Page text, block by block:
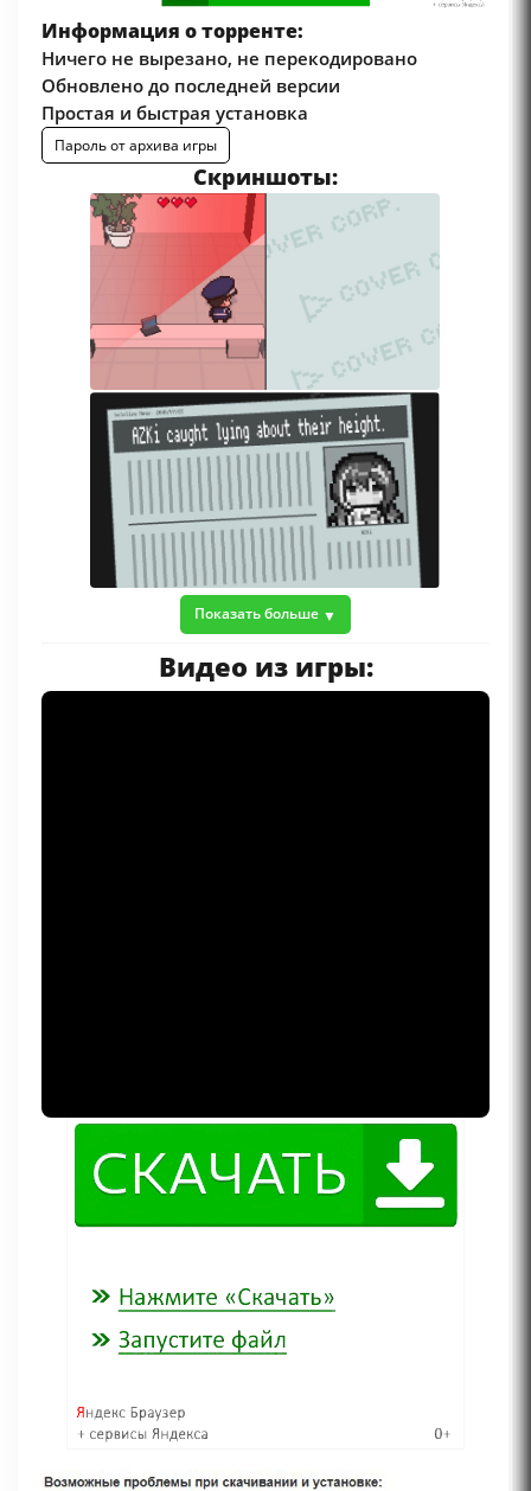
Информация о торренте:
Ничего не вырезано, не перекодировано
Обновлено до последней версии
Простая и быстрая установка
Пароль от архива игры
Скриншоты:
Показать больше
Видео из игры: